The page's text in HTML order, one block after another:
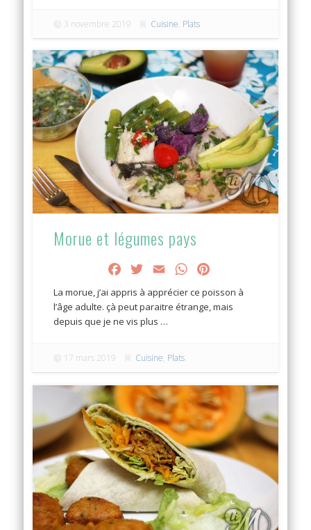
3 novembre 2019 Cuisine, Plats
Morue et légumes pays
FacebookTwitter
Email WhatsApp
La morue, j’ai appris à apprécier ce poisson à
l’âge adulte. çà peut paraitre étrange, mais
depuis que je ne vis plus …
17 mars 2019 Cuisine, Plats